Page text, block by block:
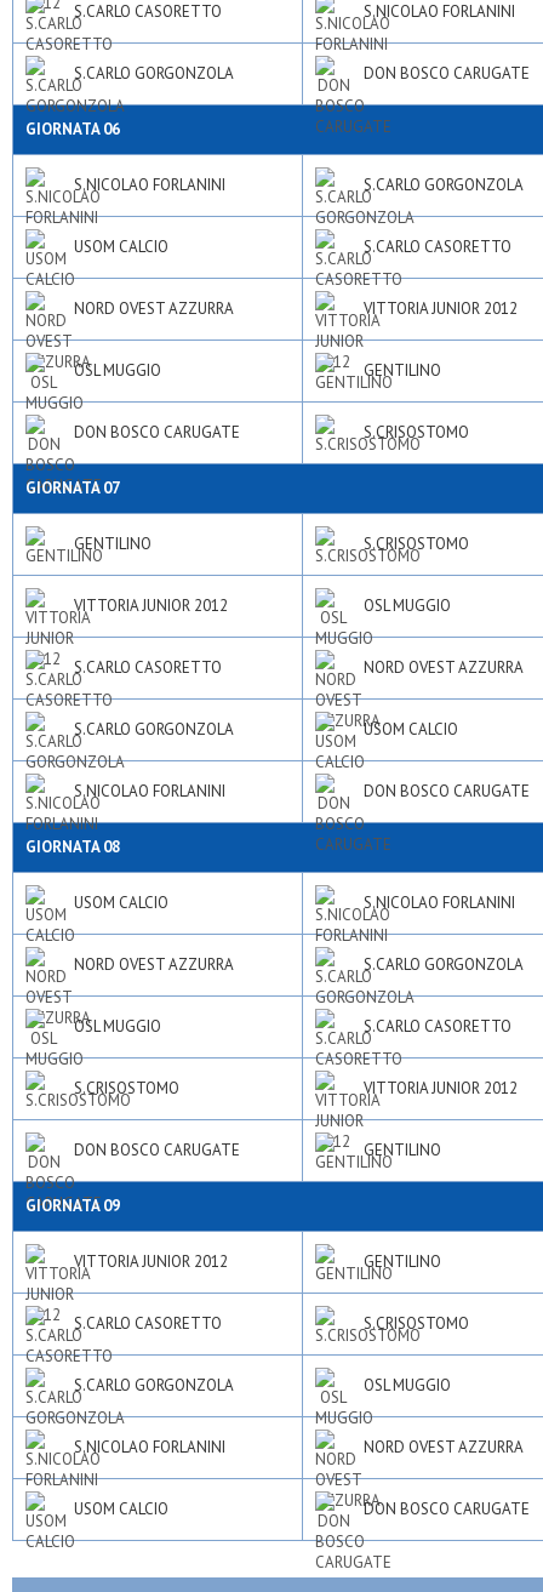
S.CARLO CASORETTO S.NICOLAO FORLANINI
S.CARLO GORGONZOLA DON BOSCO CARUGATE
GIORNATA 06
S.NICOLAO FORLANINI S.CARLO GORGONZOLA
USOM CALCIO S.CARLO CASORETTO
NORD OVEST AZZURRA VITTORIA JUNIOR 2012
OSL MUGGIO GENTILINO
DON BOSCO CARUGATE S.CRISOSTOMO
GIORNATA 07
GENTILINO S.CRISOSTOMO
VITTORIA JUNIOR 2012 OSL MUGGIO
S.CARLO CASORETTO NORD OVEST AZZURRA
S.CARLO GORGONZOLA USOM CALCIO
S.NICOLAO FORLANINI DON BOSCO CARUGATE
GIORNATA 08
USOM CALCIO S.NICOLAO FORLANINI
NORD OVEST AZZURRA S.CARLO GORGONZOLA
OSL MUGGIO S.CARLO CASORETTO
S.CRISOSTOMO VITTORIA JUNIOR 2012
DON BOSCO CARUGATE GENTILINO
GIORNATA 09
VITTORIA JUNIOR 2012 GENTILINO
S.CARLO CASORETTO S.CRISOSTOMO
S.CARLO GORGONZOLA OSL MUGGIO
S.NICOLAO FORLANINI NORD OVEST AZZURRA
USOM CALCIO DON BOSCO CARUGATE